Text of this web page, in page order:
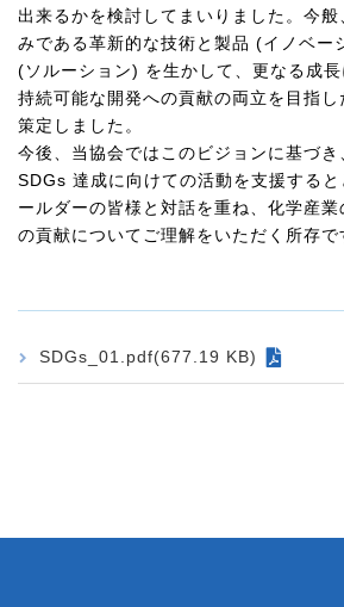
出来るかを検討してまいりました。今
みである革新的な技術と製品 (イノベー
(ソルーション) を生かして、更なる成長
持続可能な開発への貢献の両立を目指
策定しました。
今後、当協会ではこのビジョンに基づ
SDGs 達成に向けての活動を支援する
ールダーの皆様と対話を重ね、化学産
の貢献についてご理解をいただく所存で
SDGs_01.pdf(677.19 KB)